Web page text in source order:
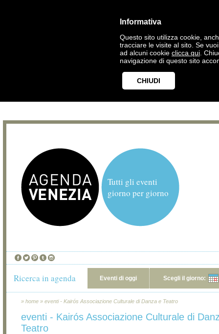
Informativa
Questo sito utilizza cookie,
tracciare le visite al sito. Se
ad alcuni cookie clicca qui .
navigazione di questo sito
CHIUDI
Tutti gli eventi
giorno per giorno
Ricerca in agenda Eventi di oggi Scegli il giorno:
» home » eventi - Kairós Associazione Culturale di Danza e Teatro
eventi - Kairós Associazione Culturale di
Teatro